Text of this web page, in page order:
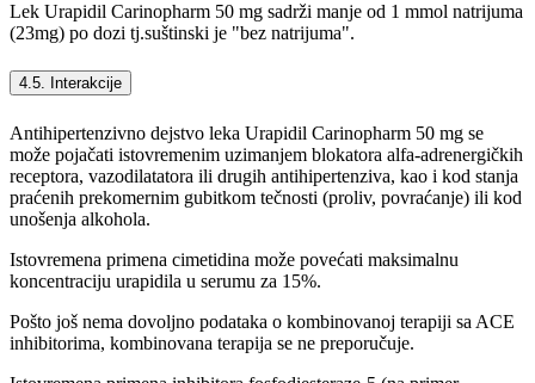
Lek Urapidil Carinopharm 50 mg sadrži manje od 1 mmol natrijuma
(23mg) po dozi tj.suštinski je "bez natrijuma".
4.5. Interakcije
Antihipertenzivno dejstvo leka Urapidil Carinopharm 50 mg se
može pojačati istovremenim uzimanjem blokatora alfa-adrenergičkih
receptora, vazodilatatora ili drugih antihipertenziva, kao i kod stanja
praćenih prekomernim gubitkom tečnosti (proliv, povraćanje) ili kod
unošenja alkohola.
Istovremena primena cimetidina može povećati maksimalnu
koncentraciju urapidila u serumu za 15%.
Pošto još nema dovoljno podataka o kombinovanoj terapiji sa ACE
inhibitorima, kombinovana terapija se ne preporučuje.